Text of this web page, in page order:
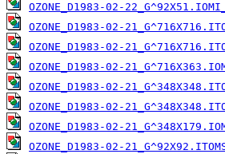
OZONE_D1983-02-
OZONE_D1983-02-
OZONE_D1983-02-
OZONE_D1983-02-
OZONE_D1983-02-
OZONE_D1983-02-
OZONE_D1983-02-
OZONE_D1983-02-